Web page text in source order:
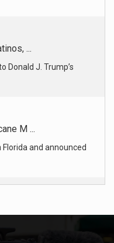
M ...
and announced
Florida were very
and Ca ...